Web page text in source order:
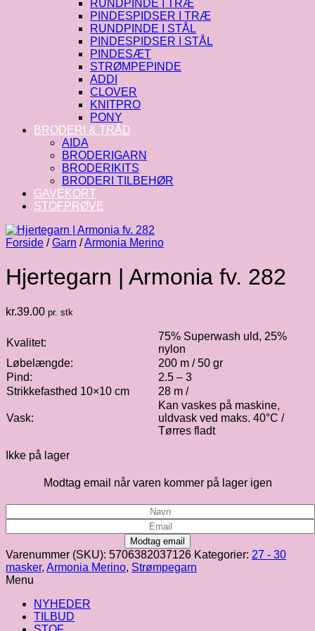
RUNDPINDE I TRÆ
PINDESPIDSER I TRÆ
RUNDPINDE I STÅL
PINDESPIDSER I STÅL
PINDESÆT
STRØMPEPINDE
ADDI
CLOVER
KNITPRO
PONY
BRODERI & TRÅD
AIDA
BRODERIGARN
BRODERIKITS
BRODERI TILBEHØR
GAVEKORT
STOFPRØVE
Forside / Garn /Armonia Merino
Hjertegarn | Armonia fv. 282
kr.39.00 pr. stk
Kvalitet:
75% Superwash uld, 25%
nylon
Løbelængde:
200 m / 50 gr
Pind:
2.5 – 3
Strikkefasthed 10×10 cm
28 m /
Vask:
Kan vaskes på maskine,
uldvask ved maks. 40°C /
Tørres fladt
Ikke på lager
Modtag email når varen kommer på lager igen
Modtag email
Varenummer (SKU): 5706382037126 Kategorier: 27 - 30
masker, Armonia Merino, Strømpegarn
Menu
NYHEDER
TILBUD